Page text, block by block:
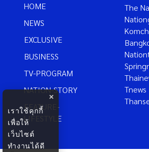
HOME
NEWS
EXCLUSIVE
BUSINESS
TV-PROGRAM
NATION-STORY
FEATURE-
LIFESTYLE
The
Tnews
×
เราใช้คุกกี้
เพื่อให้
เว็บไซต์
ทำงานได้ดี